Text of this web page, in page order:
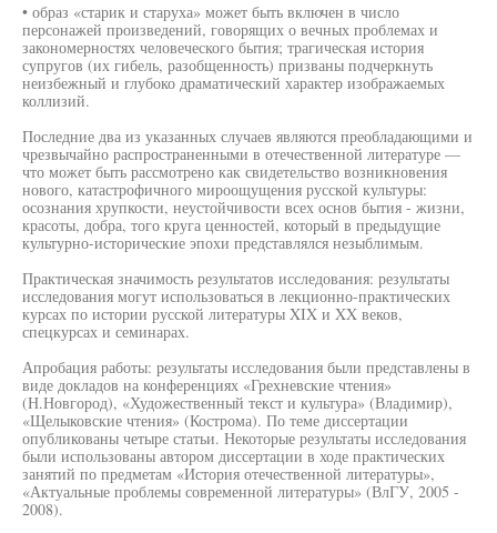
• образ «старик и старуха» может быть включен в число
персонажей произведений, говорящих о вечных проблемах и
закономерностях человеческого бытия; трагическая история
супругов (их гибель, разобщенность) призваны подчеркнуть
неизбежный и глубоко драматический характер изображаемых
коллизий.
Последние два из указанных случаев являются преобладающими и
чрезвычайно распространенными в отечественной литературе —
что может быть рассмотрено как свидетельство возникновения
нового, катастрофичного мироощущения русской культуры:
осознания хрупкости, неустойчивости всех основ бытия - жизни,
красоты, добра, того круга ценностей, который в предыдущие
культурно-исторические эпохи представлялся незыблимым.
Практическая значимость результатов исследования: результаты
исследования могут использоваться в лекционно-практических
курсах по истории русской литературы XIX и XX веков,
спецкурсах и семинарах.
Апробация работы: результаты исследования были представлены в
виде докладов на конференциях «Грехневские чтения»
(Н.Новгород), «Художественный текст и культура» (Владимир),
«Щелыковские чтения» (Кострома). По теме диссертации
опубликованы четыре статьи. Некоторые результаты исследования
были использованы автором диссертации в ходе практических
занятий по предметам «История отечественной литературы»,
«Актуальные проблемы современной литературы» (ВлГУ, 2005 -
2008).